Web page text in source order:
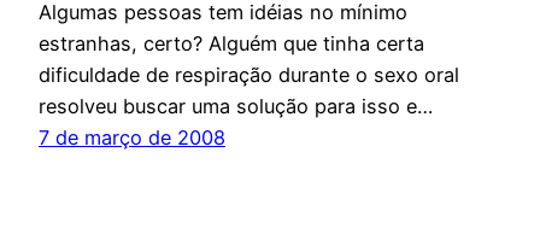
Algumas pessoas tem idéias no mínimo
estranhas, certo? Alguém que tinha certa
dificuldade de respiração durante o sexo oral
resolveu buscar uma solução para isso e…
7 de março de 2008